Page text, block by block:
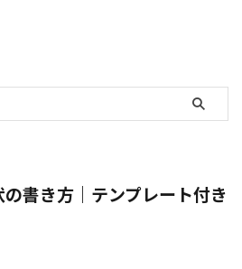
書き方｜テンプレート付き